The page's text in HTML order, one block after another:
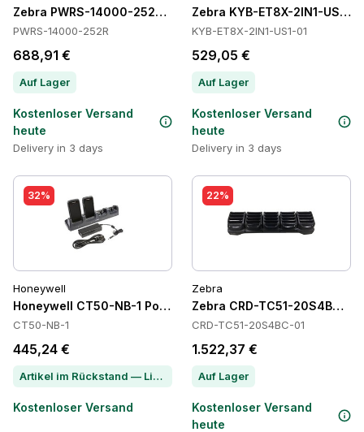
Zebra PWRS-14000-252R Power Supply
PWRS-14000-252R
688,91 €
Auf Lager
Kostenloser Versand
heute
Delivery in 3 days
Zebra KYB-ET8X-2IN1-US1-
KYB-ET8X-2IN1-US1-01
529,05 €
Auf Lager
Kostenloser Versand
heute
Delivery in 3 days
32%
Honeywell
Honeywell CT50-NB-1 Power Supply
CT50-NB-1
445,24 €
Artikel im Rückstand — Lieferzeit per Chat erfragen
Kostenloser Versand
22%
Zebra
Zebra CRD-TC51-20S4BC-
CRD-TC51-20S4BC-01
1.522,37 €
Auf Lager
Kostenloser Versand
heute